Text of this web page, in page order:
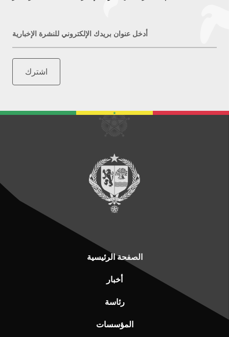
أدخل عنوان بريدك الإلكتروني للنشرة الإخبارية
اشترك
الصفحة الرئيسية
أخبار
رئاسة
المؤسسات